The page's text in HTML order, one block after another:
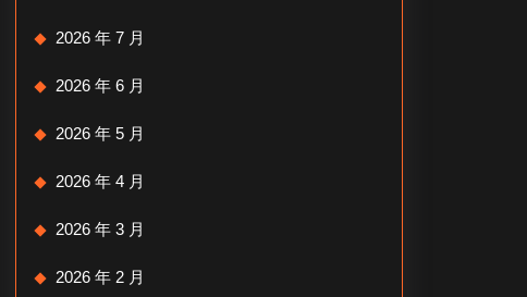
2026 年 7 月
2026 年 6 月
2026 年 5 月
2026 年 4 月
2026 年 3 月
2026 年 2 月